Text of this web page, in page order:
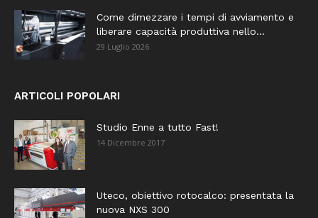
Come dimezzare i tempi di avviamento e
liberare capacità produttiva nello...
29 Luglio 2026
ARTICOLI POPOLARI
Studio Enne a tutto Fast!
14 Dicembre 2017
Uteco, obiettivo rotocalco: presentata la
nuova NXS 300